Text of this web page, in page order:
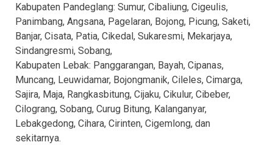
Kabupaten Pandeglang: Sumur, Cibaliung, Cigeulis,
Panimbang, Angsana, Pagelaran, Bojong, Picung, Saketi,
Banjar, Cisata, Patia, Cikedal, Sukaresmi, Mekarjaya,
Sindangresmi, Sobang,
Kabupaten Lebak: Panggarangan, Bayah, Cipanas,
Muncang, Leuwidamar, Bojongmanik, Cileles, Cimarga,
Sajira, Maja, Rangkasbitung, Cijaku, Cikulur, Cibeber,
Cilograng, Sobang, Curug Bitung, Kalanganyar,
Lebakgedong, Cihara, Cirinten, Cigemlong, dan
sekitarnya.